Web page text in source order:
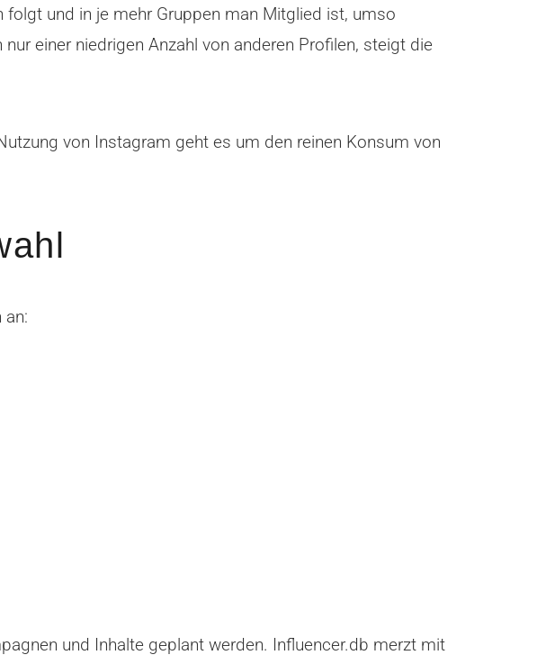
und in je mehr Gruppen man Mitglied ist, umso
einer niedrigen Anzahl von anderen Profilen, steigt die
von Instagram geht es um den reinen Konsum von
an:
und Inhalte geplant werden. Influencer.db merzt mit